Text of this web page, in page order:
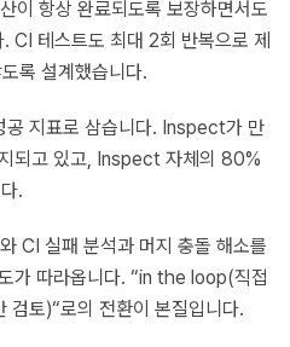
이 항상 완료되도록 보장하면서도
CI 테스트도 최대 2회 반복으로 제
록 설계했습니다.
공 지표로 삼습니다. Inspect가 만
되고 있고, Inspect 자체의 80%
.
CI 실패 분석과 머지 충돌 해소를
가 따라옵니다. “in the loop(직접
토)“로의 전환이 본질입니다.